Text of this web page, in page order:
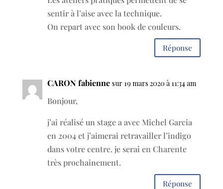
sentir à l’aise avec la technique.
On repart avec son book de couleurs.
Réponse
CARON fabienne sur 19 mars 2020 à 11:34 am
Bonjour,
j’ai réalisé un stage a avec Michel Garcia
en 2004 et j’aimerai retravailler l’indigo
dans votre centre. je serai en Charente
très prochainement.
Réponse